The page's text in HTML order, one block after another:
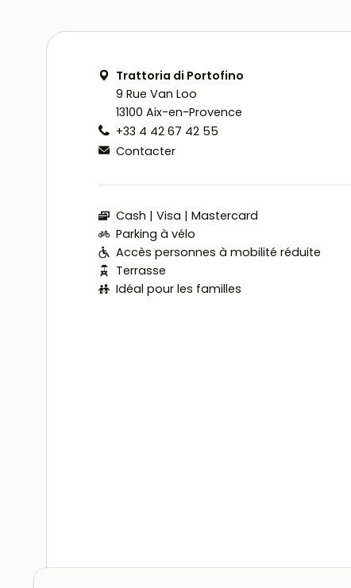
Trattoria di Portofino
9 Rue Van Loo
13100 Aix-en-Provence
+33 4 42 67 42 55
Contacter
Cash Visa
Mastercard
Parking à vélo
Accès personnes à mobilité réduite
Terrasse
Idéal pour les familles